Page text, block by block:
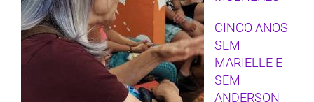
CINCO ANOS
SEM
MARIELLE E
SEM
ANDERSON